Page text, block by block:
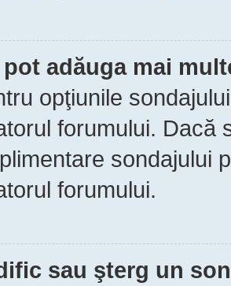
pot adăuga mai
opţiunile
forumului. Dacă
sondajului
forumului.
sau şterg un